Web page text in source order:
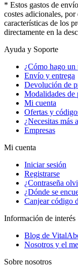
* Estos gastos de
costes adicionales,
características de los
directamente en la
Ayuda y Soporte
¿Cómo hago un
Envío y entrega
Devolución de
Modalidades de
Mi cuenta
Ofertas y
¿Necesitas más
Empresas
Mi cuenta
Iniciar sesión
Registrarse
¿Contraseña
¿Dónde se
Canjear código
Información de interés
Blog de
Nosotros y el
Sobre nosotros